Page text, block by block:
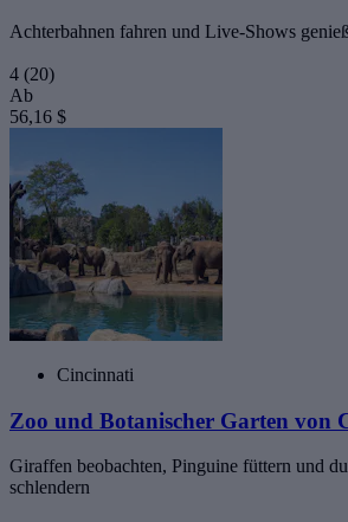
Achterbahnen fahren und Live-Shows
4 (20)
Ab
56,16 $
Cincinnati
Zoo und Botanischer Garten von
Giraffen beobachten, Pinguine füttern und
schlendern